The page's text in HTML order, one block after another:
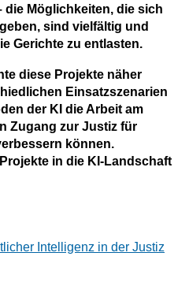
Möglichkeiten, die sich
sind vielfältig und
Gerichte zu entlasten.
diese Projekte näher
Einsatzszenarien
der KI die Arbeit am
Zugang zur Justiz für
können.
in die KI-Landschaft
Intelligenz in der Justiz